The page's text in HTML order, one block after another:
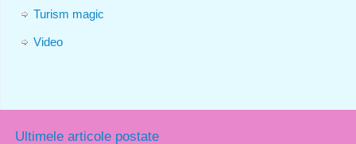
Turism magic
Video
Ultimele articole postate